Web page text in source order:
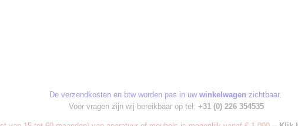
De verzendkosten en btw worden pas in uw winkelwagen zichtbaar.
Voor vragen zijn wij bereikbaar op tel: +31 (0) 226 354535